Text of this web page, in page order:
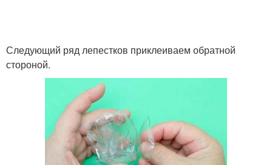
Следующий ряд лепестков приклеиваем обратной
стороной.